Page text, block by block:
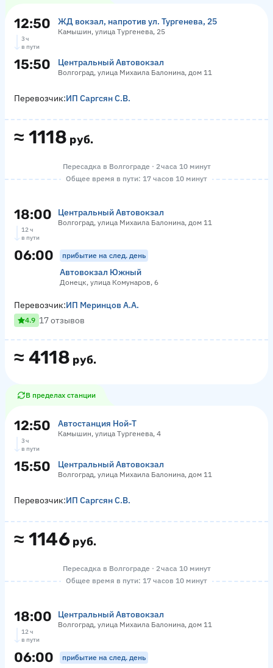
12:50 ЖД вокзал, напротив ул. Тургенева, 25
Камышин, улица Тургенева, 25
3 ч
в пути
15:50 Центральный Автовокзал
Волгоград, улица Михаила Балонина, дом 11
≈ 1118 руб.
Перевозчик:ИП Саргсян С.В.
Пересадка в Волгограде · 2 часа 10 минут
Общее время в пути: 17 часов 10 минут
18:00 Центральный Автовокзал
Волгоград, улица Михаила Балонина, дом 11
12 ч
в пути
06:00 прибытие на след. день
Автовокзал Южный
Донецк, улица Комунаров, 6
≈ 4118 руб.
Перевозчик:ИП Меринцов А.А.
4.9 17 отзывов
В пределах станции
12:50 Автостанция Ной-Т
Камышин, улица Тургенева, 4
3 ч
в пути
15:50 Центральный Автовокзал
Волгоград, улица Михаила Балонина, дом 11
≈ 1146 руб.
Перевозчик:ИП Саргсян С.В.
Пересадка в Волгограде · 2 часа 10 минут
Общее время в пути: 17 часов 10 минут
18:00 Центральный Автовокзал
Волгоград, улица Михаила Балонина, дом 11
12 ч
в пути
06:00 прибытие на след. день